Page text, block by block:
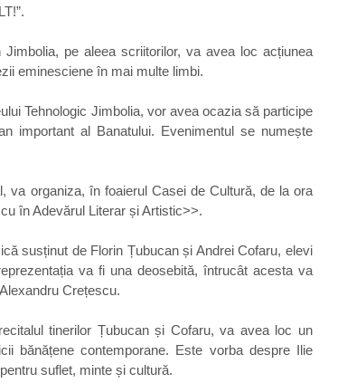
pe aleea scriitorilor, va avea loc acțiunea
eminesciene în mai multe limbi.
Tehnologic Jimbolia, vor avea ocazia să participe
important al Banatului. Evenimentul se numește
va organiza, în foaierul Casei de Cultură, de la ora
în Adevărul Literar și Artistic>>.
susținut de Florin Țubucan și Andrei Cofaru, elevi
va fi una deosebită, întrucât acesta va
Crețescu.
tinerilor Țubucan și Cofaru, va avea loc un
bănățene contemporane. Este vorba despre Ilie
suflet, minte și cultură.